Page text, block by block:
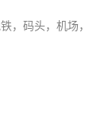
，码头，机场，